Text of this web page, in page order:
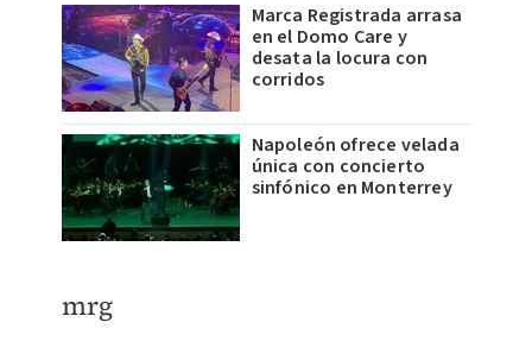
Marca Registrada arrasa
en el Domo Care y
desata la locura con
corridos
Napoleón ofrece velada
única con concierto
sinfónico en Monterrey
mrg